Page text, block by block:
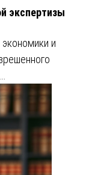
экспертизы
и